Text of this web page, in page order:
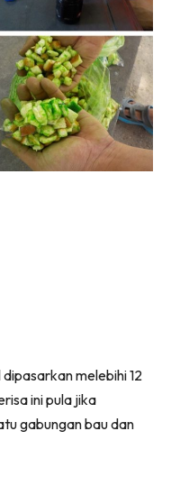
melebihi 12
ini pula jika
gabungan bau dan